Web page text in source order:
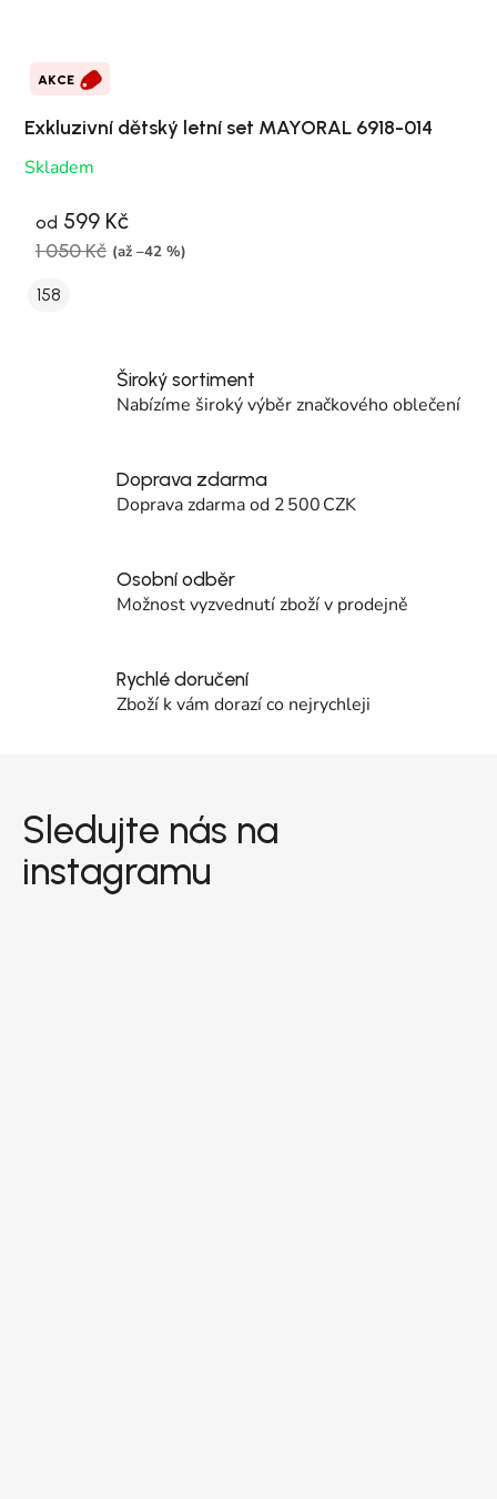
AKCE
Exkluzivní dětský letní set MAYORAL 6918-014
Skladem
od 599 Kč
1 050 Kč (až –42 %)
158
Široký sortiment
Nabízíme široký výběr značkového oblečení
Doprava zdarma
Doprava zdarma od 2 500 CZK
Osobní odběr
Možnost vyzvednutí zboží v prodejně
Rychlé doručení
Zboží k vám dorazí co nejrychleji
Sledujte nás na
instagramu